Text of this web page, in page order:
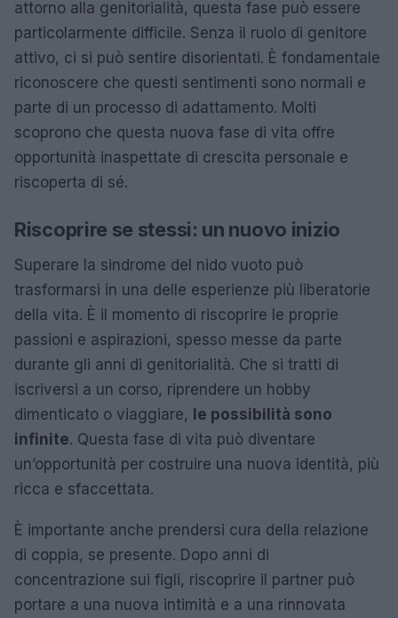
attorno alla genitorialità, questa fase può essere
particolarmente difficile. Senza il ruolo di genitore
attivo, ci si può sentire disorientati. È fondamentale
riconoscere che questi sentimenti sono normali e
parte di un processo di adattamento. Molti
scoprono che questa nuova fase di vita offre
opportunità inaspettate di crescita personale e
riscoperta di sé.
Riscoprire se stessi: un nuovo inizio
Superare la sindrome del nido vuoto può
trasformarsi in una delle esperienze più liberatorie
della vita. È il momento di riscoprire le proprie
passioni e aspirazioni, spesso messe da parte
durante gli anni di genitorialità. Che si tratti di
iscriversi a un corso, riprendere un hobby
dimenticato o viaggiare, le possibilità sono
infinite. Questa fase di vita può diventare
un’opportunità per costruire una nuova identità, più
ricca e sfaccettata.
È importante anche prendersi cura della relazione
di coppia, se presente. Dopo anni di
concentrazione sui figli, riscoprire il partner può
portare a una nuova intimità e a una rinnovata